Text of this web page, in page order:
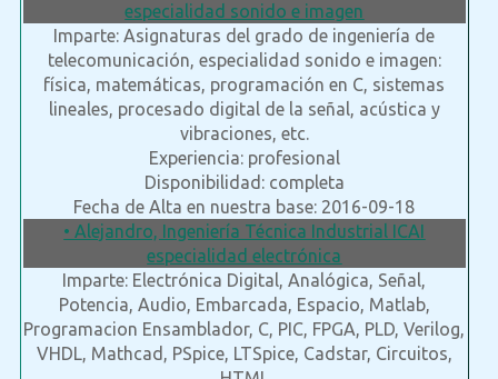
especialidad sonido e imagen
Imparte: Asignaturas del grado de ingeniería de
telecomunicación, especialidad sonido e imagen:
física, matemáticas, programación en C, sistemas
lineales, procesado digital de la señal, acústica y
vibraciones, etc.
Experiencia: profesional
Disponibilidad: completa
Fecha de Alta en nuestra base: 2016-09-18
• Alejandro, Ingeniería Técnica Industrial ICAI
especialidad electrónica
Imparte: Electrónica Digital, Analógica, Señal,
Potencia, Audio, Embarcada, Espacio, Matlab,
Programacion Ensamblador, C, PIC, FPGA, PLD, Verilog,
VHDL, Mathcad, PSpice, LTSpice, Cadstar, Circuitos,